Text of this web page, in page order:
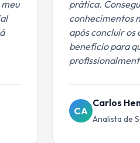
prática.
conhecimentos
após concluir os
benefício para
CA
Carlos
Analista de